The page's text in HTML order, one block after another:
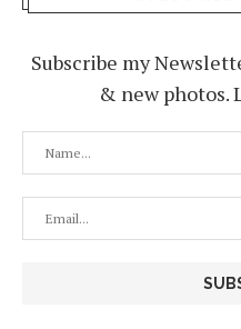
Subscribe my
& new photos.